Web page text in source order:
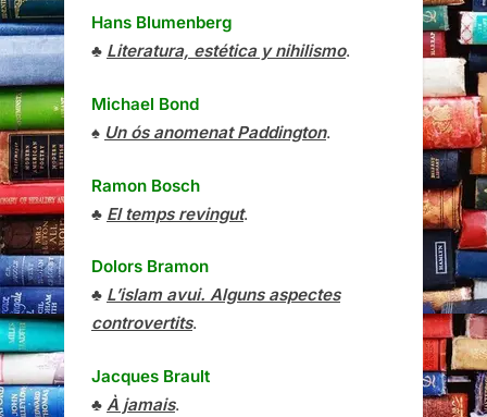
Hans Blumenberg
♣ Literatura, estética y nihilismo.
Michael Bond
♠ Un ós anomenat Paddington.
Ramon Bosch
♣ El temps revingut.
Dolors Bramon
♣ L’islam avui. Alguns aspectes
controvertits.
Jacques Brault
♣ À jamais.